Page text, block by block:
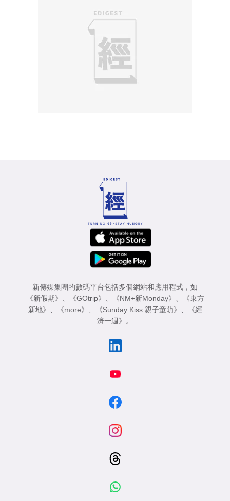
新傳媒集團的數碼平台包括多個網站和應用程式，如
《新假期》 、 《GOtrip》 、 《NM+新Monday》 、
《東方
新地》 、 《more》 、 《Sunday Kiss 親子童萌》 、
《經
濟一週》 。